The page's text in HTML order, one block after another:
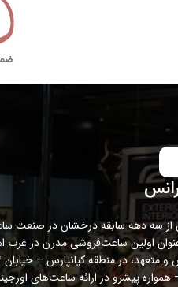
از سه دهه سابقه درخشان در صنعت
خود را از سال ۱۳۷۴ به عنوان اولین ساعت‌فروشی مدرن در
برج، طبقه اول، واحد ۳۵ – همواره پیشرو در ارائه